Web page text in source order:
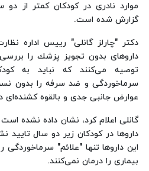
موارد نادری در كودكان كمتر از دو
گزارش شده است.
دكتر "چارلز گانلی" رییس اداره
داروهای بدون تجویز پزشك را
توصیه می‌كنند كه نباید به
سرماخوردگی و ضد سرفه را بدون
عوارض جانبی جدی و بالقوه كشنده‌ای
گانلی اعلام كرد، نشان داده نشده
داروها در كودكان زیر دو سال
این داروها تنها "علائم" سرماخوردگی
بیماری را درمان نمی‌كنند.